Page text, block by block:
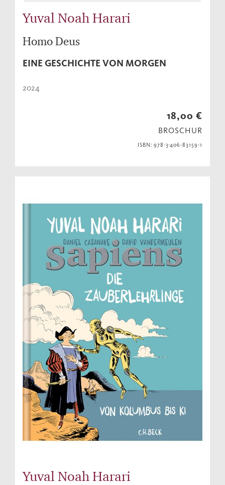
Yuval Noah Harari
Homo Deus
EINE GESCHICHTE VON MORGEN
2024
18,00 €
BROSCHUR
ISBN: 978-3-406-83159-1
Yuval Noah Harari